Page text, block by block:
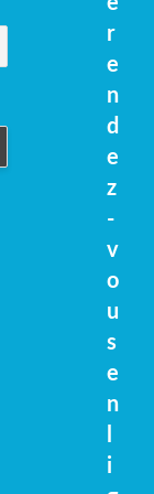
r
e
n
d
e
z
-
v
o
u
s
e
n
i